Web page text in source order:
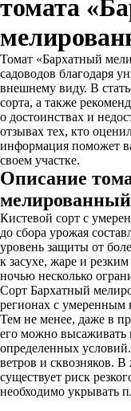
томата
Томат «Бархатный
садоводов благодаря
внешнему виду. В
сорта, а также
о достоинствах и
отзывах тех, кто
информация поможет
своем участке.
Описание
мелированный
Кистевой сорт с
до сбора урожая
уровень защиты от
к засухе, жаре и
ночью несколько
Сорт Бархатный
регионах с умеренным
Тем не менее, даже в
его можно высаживать
определенных
ветров и сквозняков.
существует риск
необходимо укрывать